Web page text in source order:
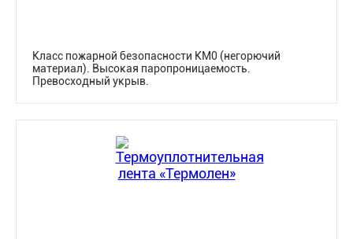
Класс пожарной безопасности КМ0 (негорючий
материал). Высокая паропроницаемость.
Превосходный укрыв.